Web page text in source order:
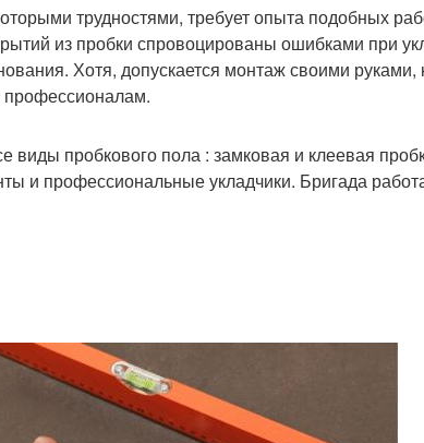
трудностями, требует опыта подобных
из пробки спровоцированы ошибками при
Хотя, допускается монтаж своими руками,
профессионалам.
виды пробкового пола : замковая и клеевая
и профессиональные укладчики. Бригада